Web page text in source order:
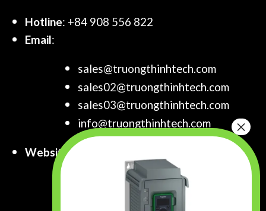
Hotline: +84 908 556 822
Email:
sales@truongthinhtech.com
sales02@truongthinhtech.com
sales03@truongthinhtech.com
info@truongthinhtech.com
Website:
www.truongthinhtech.com
www.components.com.vn